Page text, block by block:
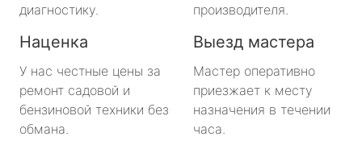
диагностику.
производителя.
Наценка
У нас честные цены за
ремонт садовой и
бензиновой техники без
обмана.
Выезд мастера
Мастер оперативно
приезжает к месту
назначения в течении
часа.